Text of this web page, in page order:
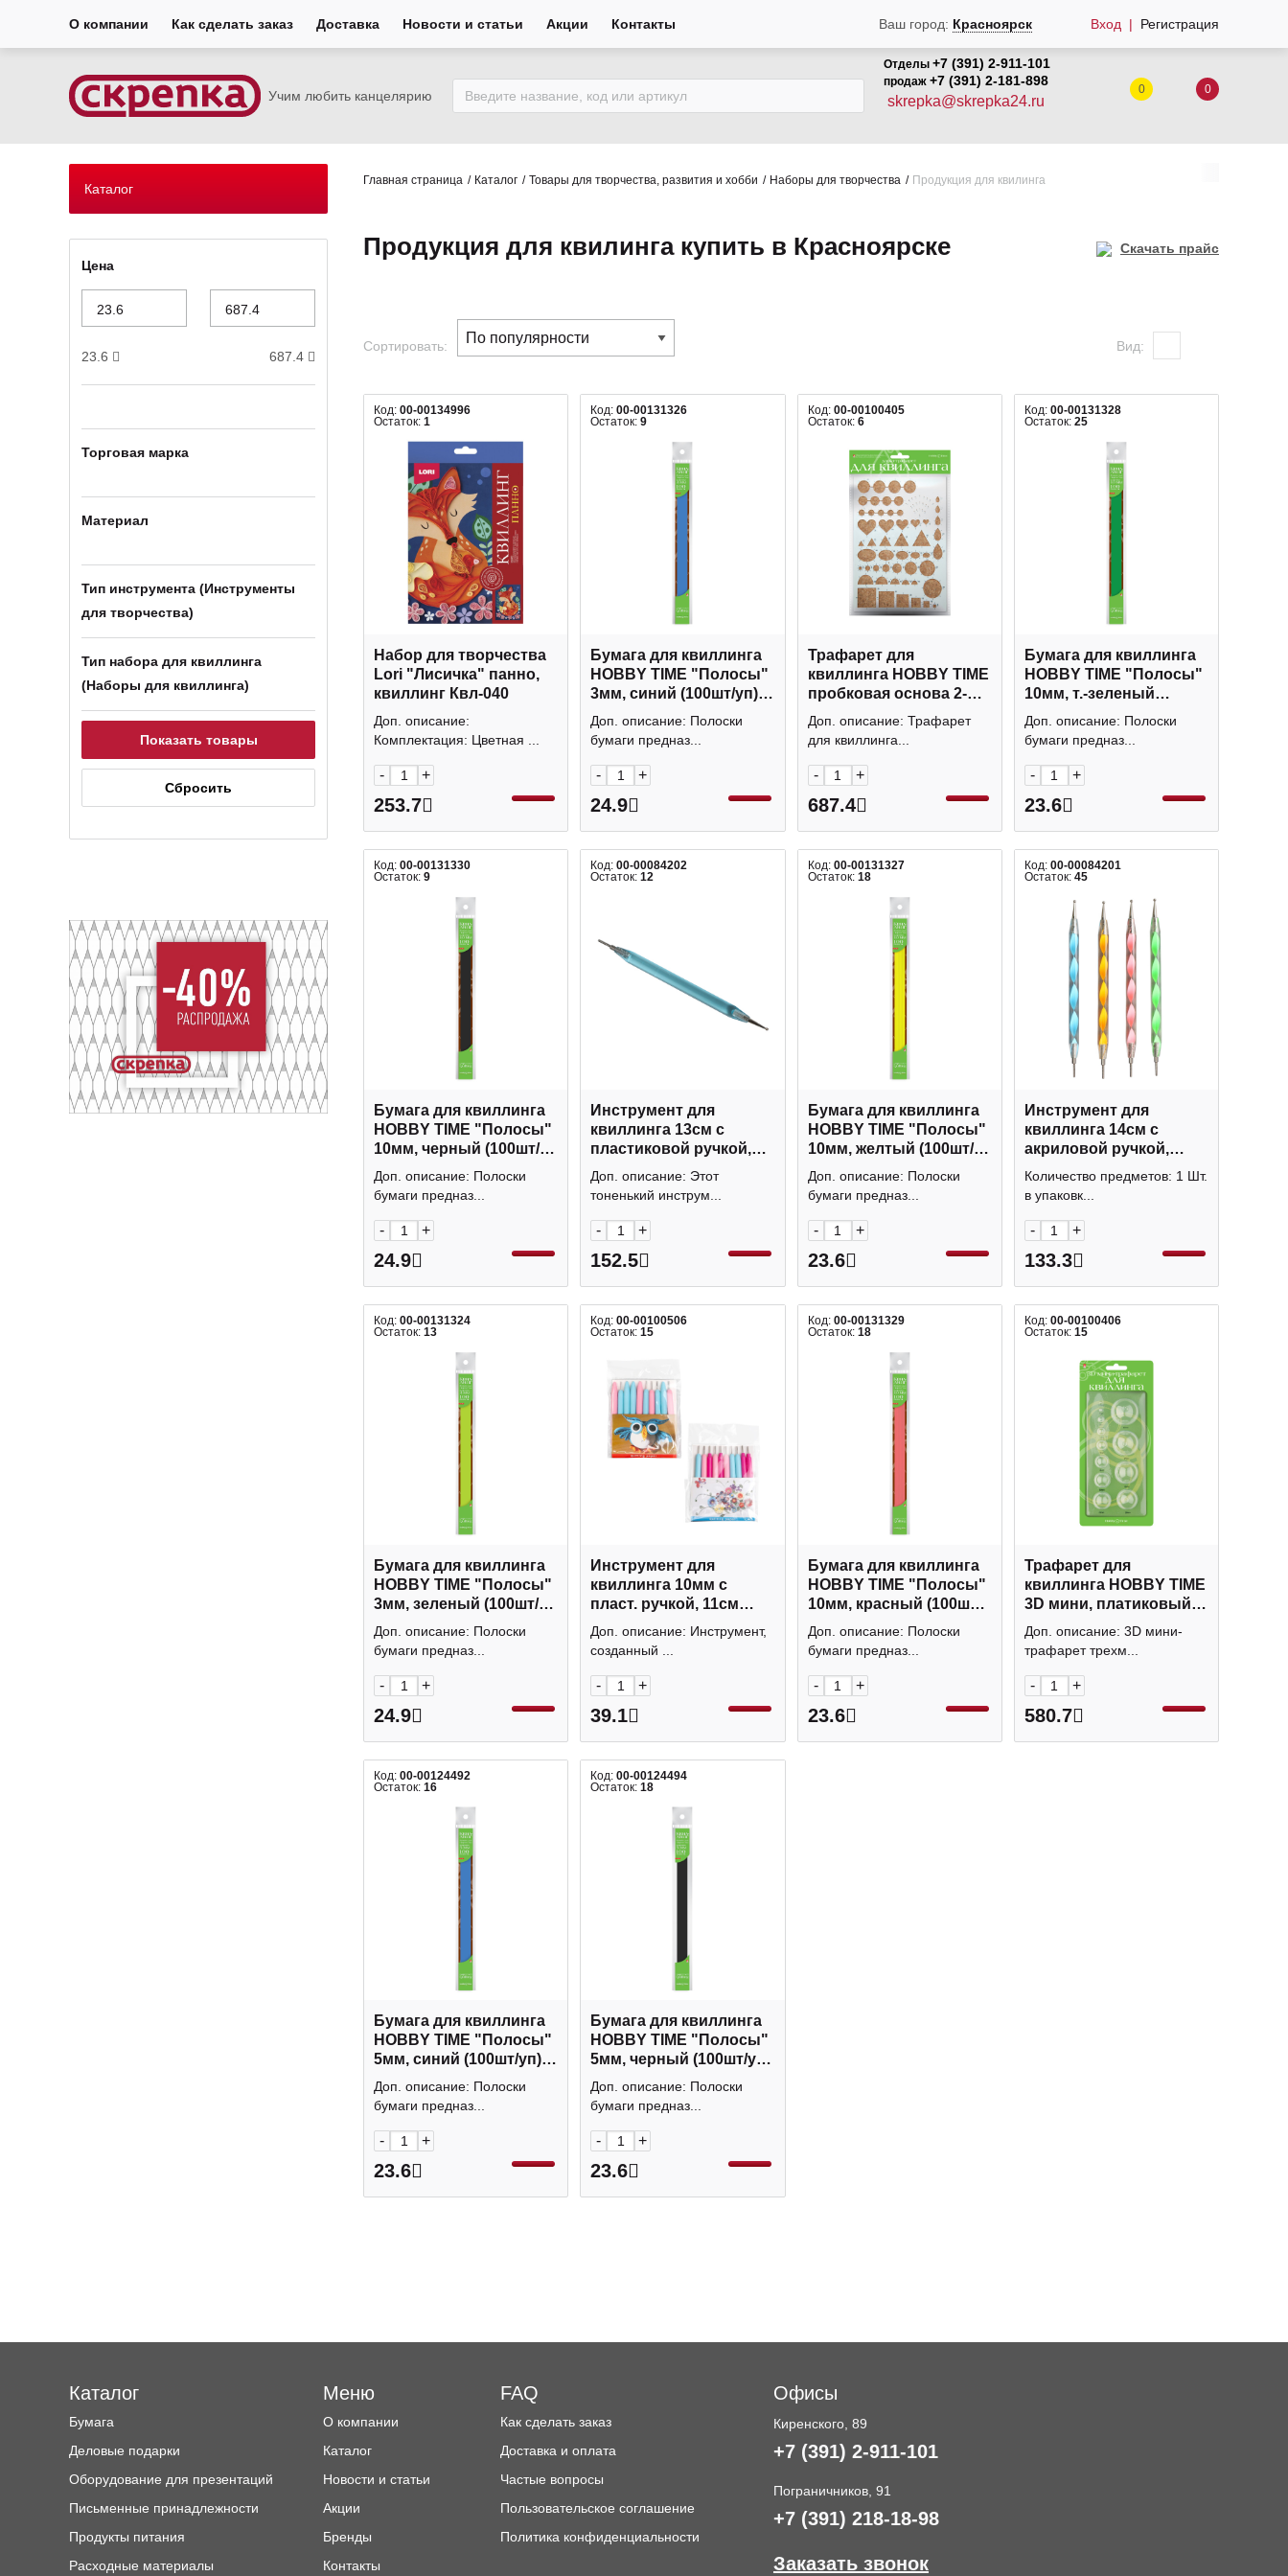
О компании Как сделать заказ Доставка Новости и статьи Акции Контакты Ваш город: Красноярск Вход Регистрация
Учим любить канцелярию
Отделы +7 (391) 2-911-101
продаж +7 (391) 2-181-898
skrepka@skrepka24.ru
0 0
Каталог
Цена
23.6 687.4
Торговая марка
Материал
Тип инструмента (Инструменты
для творчества)
Тип набора для квиллинга
(Наборы для квиллинга)
Главная страница Каталог Товары для творчества, развития и хобби Наборы для творчества Продукция для квилинга
Продукция для квилинга купить в Красноярске Скачать прайс
Сортировать: Вид:
Код: 00-00134996
Остаток: 1
Набор для творчества
Lori "Лисичка" панно,
квиллинг Квл-040
Доп. описание:
Комплектация: Цветная ...
- +
253.7
Код:00-00131326
Остаток:9
Бумага для квиллинга
HOBBY TIME "Полосы"
3мм, синий (100шт/уп)
2-069/06
Доп. описание: Полоски
бумаги предназ...
- +
24.9
Код: 00-00100405
Остаток: 6
Трафарет для
квиллинга HOBBY TIME
пробковая основа 2-
193
Доп. описание: Трафарет
для квиллинга...
- +
687.4
Код: 00-00131328
Остаток: 25
Бумага для квиллинга
HOBBY TIME "Полосы"
10мм, т.-зеленый
(100шт/уп) 2-082/04
Доп. описание: Полоски
бумаги предназ...
- +
23.6
Код: 00-00131330
Остаток: 9
Бумага для квиллинга
HOBBY TIME "Полосы"
10мм, черный (100шт/
уп) 2-082/10
Доп. описание: Полоски
бумаги предназ...
- +
24.9
Код:00-00084202
Остаток:12
Инструмент для
квиллинга 13см с
пластиковой ручкой,
ассорти 1651854
Доп. описание: Этот
тоненький инструм...
- +
152.5
Код: 00-00131327
Остаток: 18
Бумага для квиллинга
HOBBY TIME "Полосы"
10мм, желтый (100шт/
уп) 2-082/01
Доп. описание: Полоски
бумаги предназ...
- +
23.6
Код: 00-00084201
Остаток: 45
Инструмент для
квиллинга 14см с
акриловой ручкой,
17*4см ассорти 1235579
Количество предметов: 1 Шт.
в упаковк...
- +
133.3
Код: 00-00131324
Остаток: 13
Бумага для квиллинга
HOBBY TIME "Полосы"
3мм, зеленый (100шт/
уп) 2-069/03
Доп. описание: Полоски
бумаги предназ...
- +
24.9
Код:00-00100506
Остаток:15
Инструмент для
квиллинга 10мм с
пласт. ручкой, 11см
ассорти 858244
Доп. описание: Инструмент,
созданный ...
- +
39.1
Код: 00-00131329
Остаток: 18
Бумага для квиллинга
HOBBY TIME "Полосы"
10мм, красный (100шт/
уп) 2-082/08
Доп. описание: Полоски
бумаги предназ...
- +
23.6
Код: 00-00100406
Остаток: 15
Трафарет для
квиллинга HOBBY TIME
3D мини, платиковый 2-
434
Доп. описание: 3D мини-
трафарет трехм...
- +
580.7
Код: 00-00124492
Остаток: 16
Бумага для квиллинга
HOBBY TIME "Полосы"
5мм, синий (100шт/уп)
2-080/06
Доп. описание: Полоски
бумаги предназ...
- +
23.6
Код:00-00124494
Остаток:18
Бумага для квиллинга
HOBBY TIME "Полосы"
5мм, черный (100шт/уп)
2-080/10
Доп. описание: Полоски
бумаги предназ...
- +
23.6
Каталог
Бумага
Деловые подарки
Оборудование для презентаций
Письменные принадлежности
Продукты питания
Расходные материалы
Меню
О компании
Каталог
Новости и статьи
Акции
Бренды
Контакты
FAQ
Как сделать заказ
Доставка и оплата
Частые вопросы
Пользовательское соглашение
Политика конфиденциальности
Офисы
Киренского, 89
+7 (391) 2-911-101
Пограничников, 91
+7 (391) 218-18-98
Заказать звонок